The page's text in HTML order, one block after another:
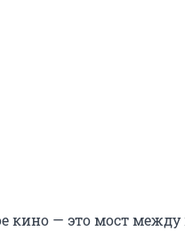
кино — это мост